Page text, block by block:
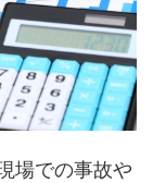
場での事故や